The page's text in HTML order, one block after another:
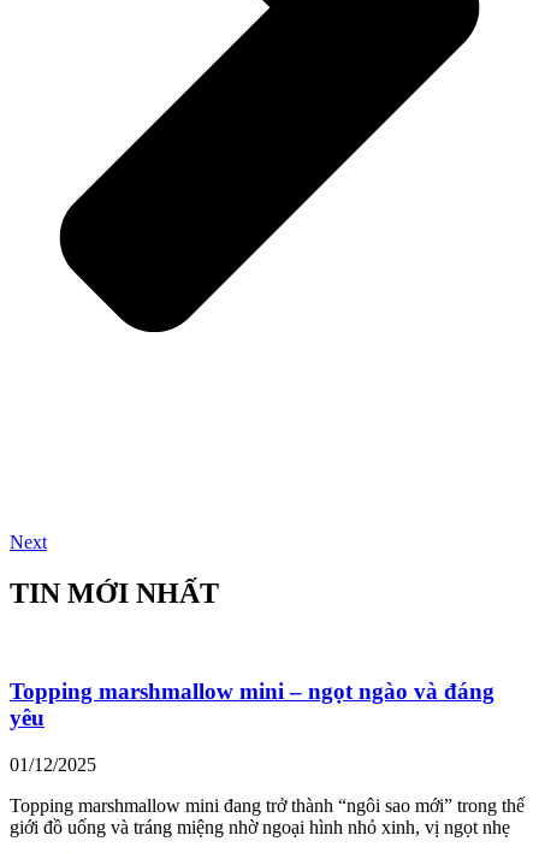
Next
TIN MỚI NHẤT
Topping marshmallow mini – ngọt ngào và đáng
yêu
01/12/2025
Topping marshmallow mini đang trở thành “ngôi sao mới” trong thế
giới đồ uống và tráng miệng nhờ ngoại hình nhỏ xinh, vị ngọt nhẹ